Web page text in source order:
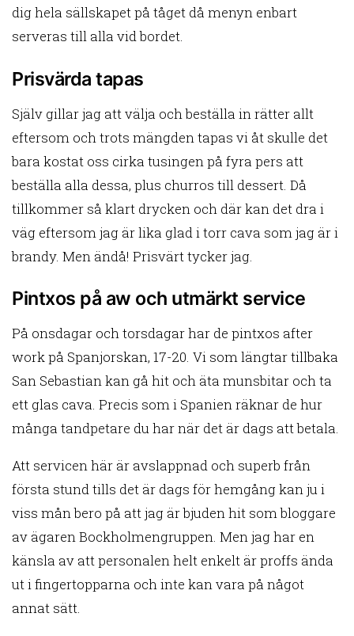
dig hela sällskapet på tåget då menyn enbart
serveras till alla vid bordet.
Prisvärda tapas
Själv gillar jag att välja och beställa in rätter allt
eftersom och trots mängden tapas vi åt skulle det
bara kostat oss cirka tusingen på fyra pers att
beställa alla dessa, plus churros till dessert. Då
tillkommer så klart drycken och där kan det dra i
väg eftersom jag är lika glad i torr cava som jag är i
brandy. Men ändå! Prisvärt tycker jag.
Pintxos på aw och utmärkt service
På onsdagar och torsdagar har de pintxos after
work på Spanjorskan, 17-20. Vi som längtar tillbaka
San Sebastian kan gå hit och äta munsbitar och ta
ett glas cava. Precis som i Spanien räknar de hur
många tandpetare du har när det är dags att betala.
Att servicen här är avslappnad och superb från
första stund tills det är dags för hemgång kan ju i
viss mån bero på att jag är bjuden hit som bloggare
av ägaren Bockholmengruppen. Men jag har en
känsla av att personalen helt enkelt är proffs ända
ut i fingertopparna och inte kan vara på något
annat sätt.